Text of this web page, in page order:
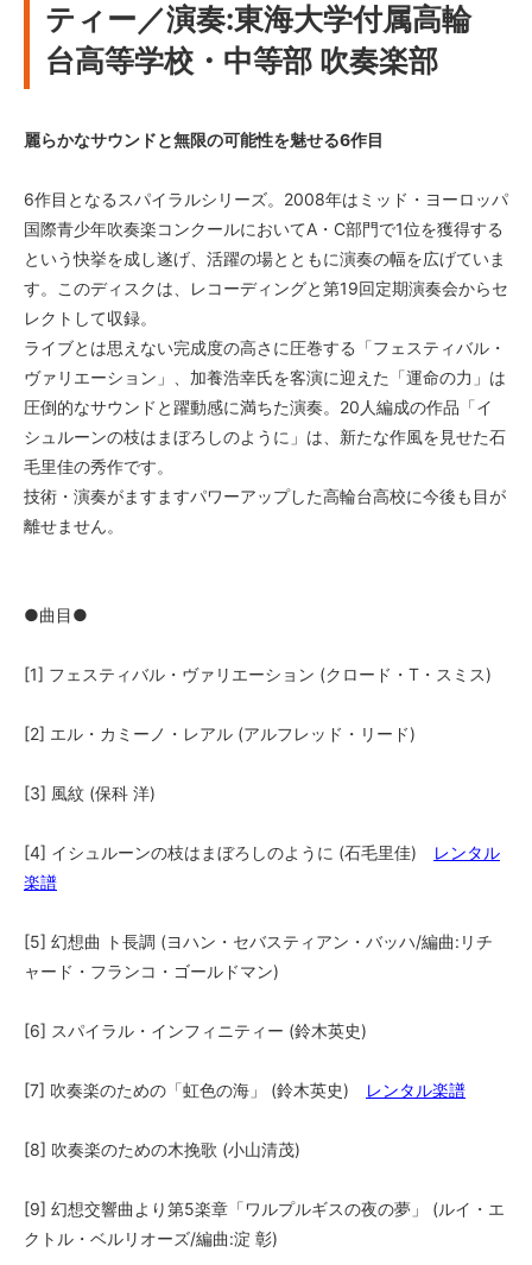
ティー／演奏:東海大学付属高輪
台高等学校・中等部 吹奏楽部
麗らかなサウンドと無限の可能性を魅せる6作目
6作目となるスパイラルシリーズ。2008年はミッド・ヨーロッパ
国際青少年吹奏楽コンクールにおいてA・C部門で1位を獲得する
という快挙を成し遂げ、活躍の場とともに演奏の幅を広げていま
す。このディスクは、レコーディングと第19回定期演奏会からセ
レクトして収録。
ライブとは思えない完成度の高さに圧巻する「フェスティバル・
ヴァリエーション」、加養浩幸氏を客演に迎えた「運命の力」は
圧倒的なサウンドと躍動感に満ちた演奏。20人編成の作品「イ
シュルーンの枝はまぼろしのように」は、新たな作風を見せた石
毛里佳の秀作です。
技術・演奏がますますパワーアップした高輪台高校に今後も目が
離せません。
●曲目●
[1] フェスティバル・ヴァリエーション (クロード・T・スミス)
[2] エル・カミーノ・レアル (アルフレッド・リード)
[3] 風紋 (保科 洋)
[4] イシュルーンの枝はまぼろしのように (石毛里佳)
レンタル
楽譜
[5] 幻想曲 ト長調 (ヨハン・セバスティアン・バッハ/編曲:リチ
ャード・フランコ・ゴールドマン)
[6] スパイラル・インフィニティー (鈴木英史)
[7] 吹奏楽のための「虹色の海」 (鈴木英史) レンタル楽譜
[8] 吹奏楽のための木挽歌 (小山清茂)
[9] 幻想交響曲より第5楽章「ワルプルギスの夜の夢」 (ルイ・エ
クトル・ベルリオーズ/編曲:淀 彰)